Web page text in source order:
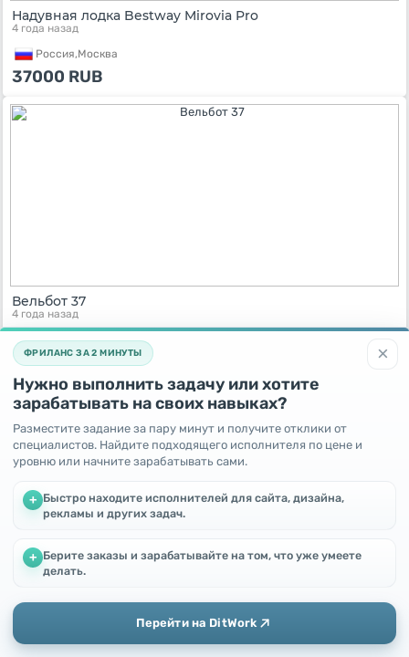
Надувная лодка Bestway Mirovia Pro
4 года назад
Россия,Москва
37000 RUB
Вельбот 37
4 года назад
Россия,Калуга
250000RUB
4 года назад
Договорная
×
ФРИЛАНС ЗА 2 МИНУТЫ
Нужно выполнить задачу или хотите
зарабатывать на своих навыках?
Разместите задание за пару минут и получите отклики от
специалистов. Найдите подходящего исполнителя по цене и
уровню или начните зарабатывать сами.
+ Быстро находите исполнителей для сайта, дизайна,
рекламы и других задач.
+ Берите заказы и зарабатывайте на том, что уже умеете
делать.
Перейти на DitWork
Мы используем файлы cookie, чтобы улучшить работу и
Добавить Главная Сообщения Профиль